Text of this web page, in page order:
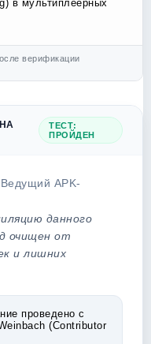
в мультиплеерных
верификации
ТЕСТ:
ПРОЙДЕН
APK-
данного
очищен от
и лишних
проведено с
(Contributor